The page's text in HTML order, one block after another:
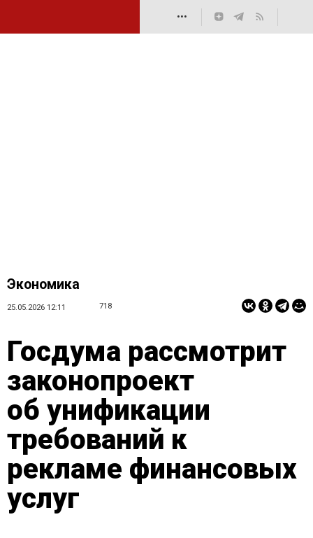
•••
Экономика
25.05.2026 12:11 718
Госдума рассмотрит
законопроект
об унификации
требований к
рекламе финансовых
услуг